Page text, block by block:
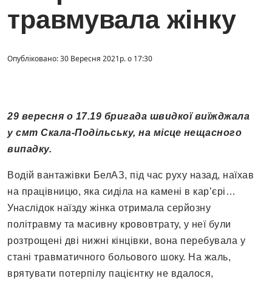
травмувала жінку
Опубліковано: 30 Вересня 2021р. о 17:30
29 вересня о 17.19 бригада швидкої виїжджала
у смт Скала-Подільську, на місце нещасного
випадку.
Водій вантажівки БелАЗ, під час руху назад, наїхав
на працівницю, яка сиділа на камені в кар’єрі…
Унаслідок наїзду жінка отримала серйозну
політравму та масивну крововтрату, у неї були
розтрощені дві нижні кінцівки, вона перебувала у
стані травматичного больового шоку. На жаль,
врятувати потерпілу пацієнтку не вдалося,